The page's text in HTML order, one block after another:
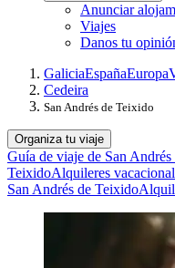
Anunciar
Viajes
Danos tu
GaliciaEspañaEuropa
Cedeira
San Andrés de Teixido
Organiza tu viaje
Guía de viaje de San
TeixidoAlquileres
San Andrés de Teixido